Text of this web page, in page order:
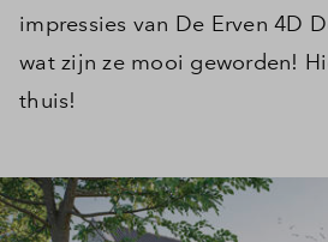
impressies van De Erven 4D
wat zijn ze mooi geworden!
thuis!